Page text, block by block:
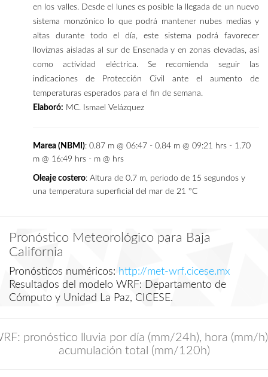
en los valles. Desde el lunes es posible la llegada de un nuevo
sistema monzónico lo que podrá mantener nubes medias y
altas durante todo el día, este sistema podrá favorecer
lloviznas aisladas al sur de Ensenada y en zonas elevadas, así
como actividad eléctrica. Se recomienda seguir las
indicaciones de Protección Civil ante el aumento de
temperaturas esperados para el fin de semana.
Elaboró: MC. Ismael Velázquez
Marea (NBMI): 0.87 m @ 06:47 - 0.84 m @ 09:21 hrs - 1.70
m @ 16:49 hrs - m @ hrs
Oleaje costero: Altura de 0.7 m, periodo de 15 segundos y
una temperatura superficial del mar de 21 °C
Pronóstico Meteorológico para Baja
California
Pronósticos numéricos: http://met-wrf.cicese.mx
Resultados del modelo WRF: Departamento de
Cómputo y Unidad La Paz, CICESE.
pronóstico lluvia por día (mm/24h), hora (mm/
acumulación total (mm/120h)